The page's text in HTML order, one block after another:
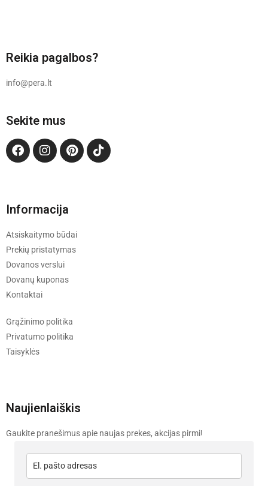
Reikia pagalbos?
info@pera.lt
Sekite mus
Informacija
Atsiskaitymo būdai
Prekių pristatymas
Dovanos verslui
Dovanų kuponas
Kontaktai
Grąžinimo politika
Privatumo politika
Taisyklės
Naujienlaiškis
Gaukite pranešimus apie naujas prekes, akcijas pirmi!